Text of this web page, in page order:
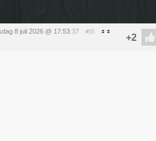
8 juli 2026 @ 17:53:37 #55